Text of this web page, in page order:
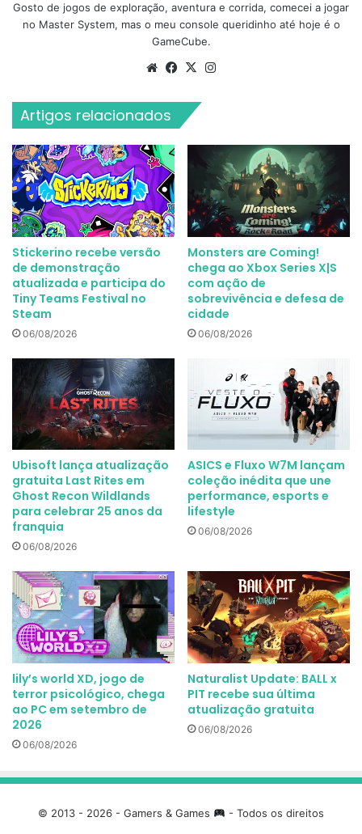
Gosto de jogos de exploração, aventura e corrida, comecei a jogar
no Master System, mas o meu console queridinho até hoje é o
GameCube.
WebsiteFacebook
X
Artigos relacionados
Stickerino recebe versão
de demonstração
atualizada e participa do
Tiny Teams Festival no
Steam
06/08/2026
Monsters are Coming!
chega ao Xbox Series X|S
com ação de
sobrevivência e defesa de
cidade
06/08/2026
Ubisoft lança atualização
gratuita Last Rites em
Ghost Recon Wildlands
para celebrar 25 anos da
franquia
06/08/2026
ASICS e Fluxo W7M lançam
coleção inédita que une
performance, esports e
lifestyle
06/08/2026
lily’s world XD, jogo de
terror psicológico, chega
ao PC em setembro de
2026
06/08/2026
Naturalist Update: BALL x
PIT recebe sua última
atualização gratuita
06/08/2026
© 2013 - 2026 - Gamers & Games
- Todos os direitos